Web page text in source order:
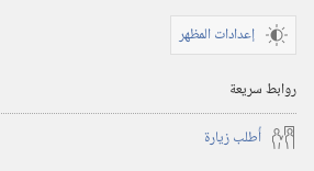
إعدادات المظهر
روابط سريعة
أُطلب زيارة